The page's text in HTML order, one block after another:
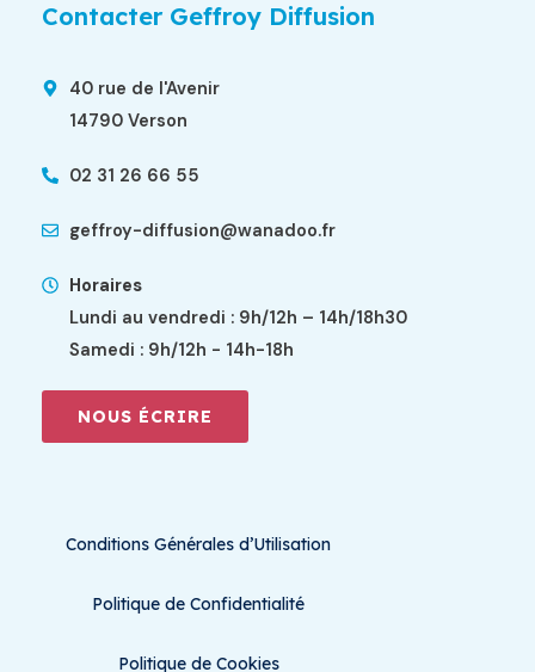
Contacter Geffroy Diffusion
40 rue de l'Avenir
14790 Verson
02 31 26 66 55
geffroy-diffusion@wanadoo.fr
Horaires
Lundi au vendredi : 9h/12h – 14h/18h30
Samedi : 9h/12h - 14h-18h
NOUS ÉCRIRE
Conditions Générales d’Utilisation
Politique de Confidentialité
Politique de Cookies